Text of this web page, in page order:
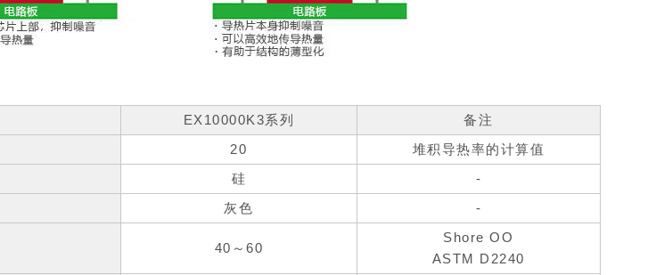
EX10000K3系列
备注
20
堆积导热率的计算值
硅
-
灰色 -
40～60
Shore OO
ASTM D2240